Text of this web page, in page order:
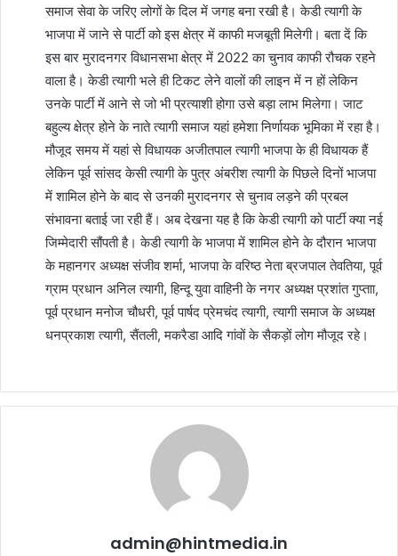
समाज सेवा के जरिए लोगों के दिल में जगह बना रखी है। केडी त्यागी के
भाजपा में जाने से पार्टी को इस क्षेत्र में काफी मजबूती मिलेगी। बता दें कि
इस बार मुरादनगर विधानसभा क्षेत्र में 2022 का चुनाव काफी रौचक रहने
वाला है। केडी त्यागी भले ही टिकट लेने वालों की लाइन में न हों लेकिन
उनके पार्टी में आने से जो भी प्रत्याशी होगा उसे बड़ा लाभ मिलेगा। जाट
बहुल्य क्षेत्र होने के नाते त्यागी समाज यहां हमेशा निर्णायक भूमिका में रहा है।
मौजूद समय में यहां से विधायक अजीतपाल त्यागी भाजपा के ही विधायक हैं
लेकिन पूर्व सांसद केसी त्यागी के पुत्र अंबरीश त्यागी के पिछले दिनों भाजपा
में शामिल होने के बाद से उनकी मुरादनगर से चुनाव लड़ने की प्रबल
संभावना बताई जा रही हैं। अब देखना यह है कि केडी त्यागी को पार्टी क्या नई
जिम्मेदारी सौंपती है। केडी त्यागी के भाजपा में शामिल होने के दौरान भाजपा
के महानगर अध्यक्ष संजीव शर्मा, भाजपा के वरिष्ठ नेता ब्रजपाल तेवतिया, पूर्व
ग्राम प्रधान अनिल त्यागी, हिन्दू युवा वाहिनी के नगर अध्यक्ष प्रशांत गुप्ताा,
पूर्व प्रधान मनोज चौधरी, पूर्व पार्षद प्रेमचंद त्यागी, त्यागी समाज के अध्यक्ष
धनप्रकाश त्यागी, सैंतली, मकरैडा आदि गांवों के सैकड़ों लोग मौजूद रहे।
admin@hintmedia.in